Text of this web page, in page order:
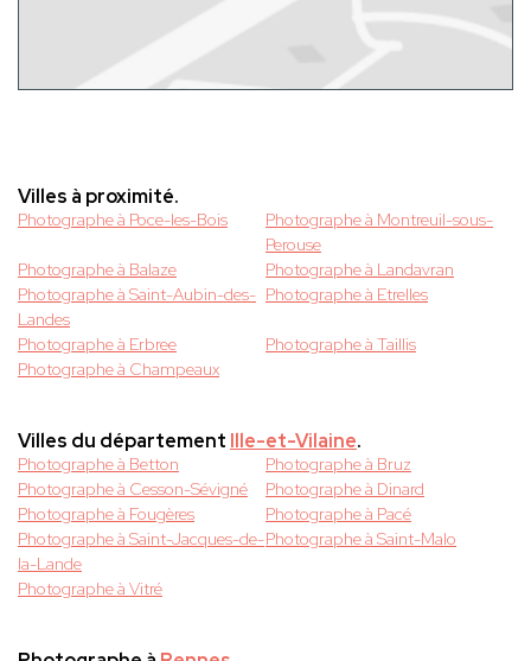
Villes à proximité.
Photographe à Poce-les-Bois
Photographe à Montreuil-sous-
Perouse
Photographe à Balaze
Photographe à Landavran
Photographe à Saint-Aubin-des-
Landes
Photographe à Etrelles
Photographe à Erbree
Photographe à Taillis
Photographe à Champeaux
Villes du département Ille-et-Vilaine.
Photographe à Betton
Photographe à Bruz
Photographe à Cesson-Sévigné
Photographe à Dinard
Photographe à Fougères
Photographe à Pacé
Photographe à Saint-Jacques-de-
la-Lande
Photographe à Saint-Malo
Photographe à Vitré